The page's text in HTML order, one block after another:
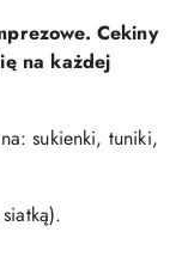
Cekiny
na każdej
sukienki, tuniki,